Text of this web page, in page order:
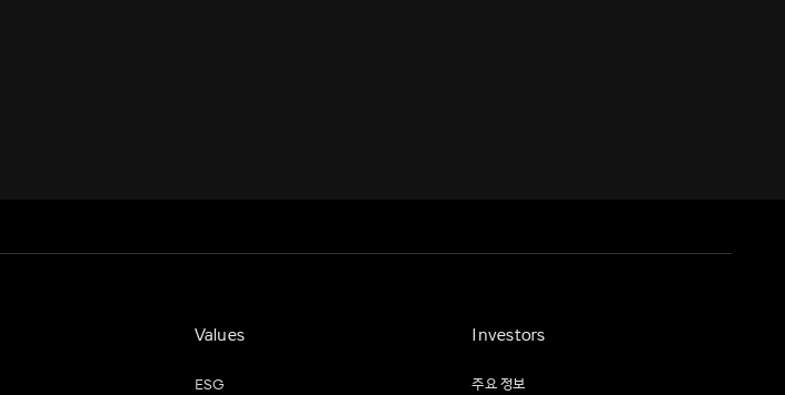
Values
ESG
Investors
주요 정보